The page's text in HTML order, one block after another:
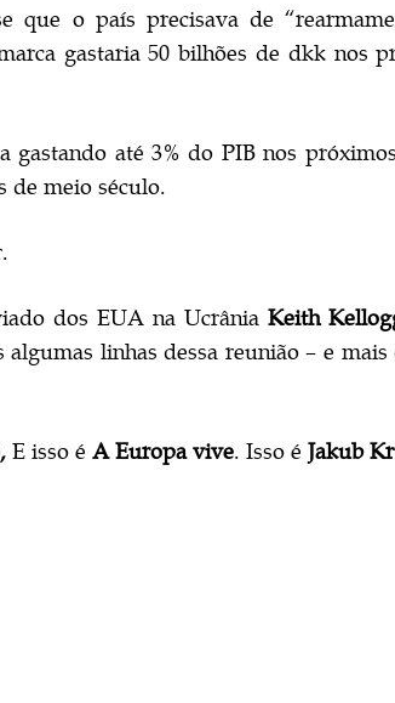
que o país precisava de
gastaria 50 bilhões de dkk nos
gastando até 3% do PIB nos
de meio século.
dos EUA na Ucrânia Keith
linhas dessa reunião – e
E isso é A Europa vive. Isso é Jakub